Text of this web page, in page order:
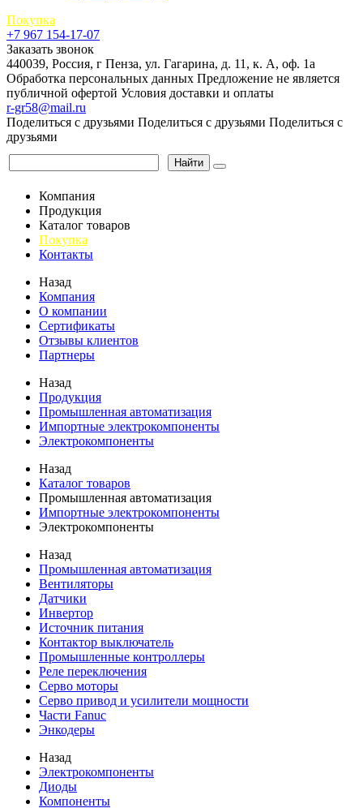
Покупка
+7 967 154-17-07
Заказать звонок
440039, Россия, г Пенза, ул. Гагарина, д. 11, к. А, оф. 1а
Обработка персональных данных Предложение не является
публичной офертой Условия доставки и оплаты
r-gr58@mail.ru
Поделиться с друзьями Поделиться с друзьями Поделиться с
друзьями
Найти
Компания
Продукция
Каталог товаров
Покупка
Контакты
Назад
Компания
О компании
Сертификаты
Отзывы клиентов
Партнеры
Назад
Продукция
Промышленная автоматизация
Импортные электрокомпоненты
Электрокомпоненты
Назад
Каталог товаров
Промышленная автоматизация
Импортные электрокомпоненты
Электрокомпоненты
Назад
Промышленная автоматизация
Вентиляторы
Датчики
Инвертор
Источник питания
Контактор выключатель
Промышленные контроллеры
Реле переключения
Серво моторы
Серво привод и усилители мощности
Части Fanuc
Энкодеры
Назад
Электрокомпоненты
Диоды
Компоненты